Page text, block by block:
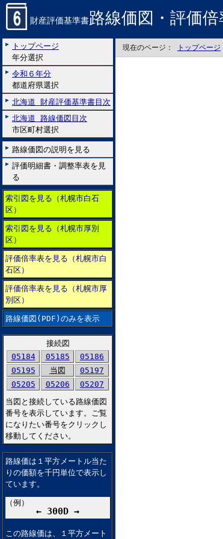
財産評価基準書路線価図・評価倍
トップページ
年分選択
令和６年分
都道府県選択
北海道 財産評価基準書目次
北海道 路線価図目次
市区町村選択
路線価図の説明を見る
評価明細書・調整率表を見
る
索引図を見る（札幌市白石
区）
索引図を見る（札幌市厚別
区）
評価倍率表を見る（札幌市白
石区）
評価倍率表を見る（札幌市厚
別区）
路線価図(PDF)のみを表示
接続図
05184
05185
05186
05195
当図
05197
05205
05206
05207
当図と接続している路線価図
番号を表示しています。ご覧
になりたい番号をクリックし
移動してください。
路線価は１平方メートル当た
りの価額を千円単位で表示し
ています。
（例）
← 300D →
この路線価は、１平方メート
現在のページ： トップページ